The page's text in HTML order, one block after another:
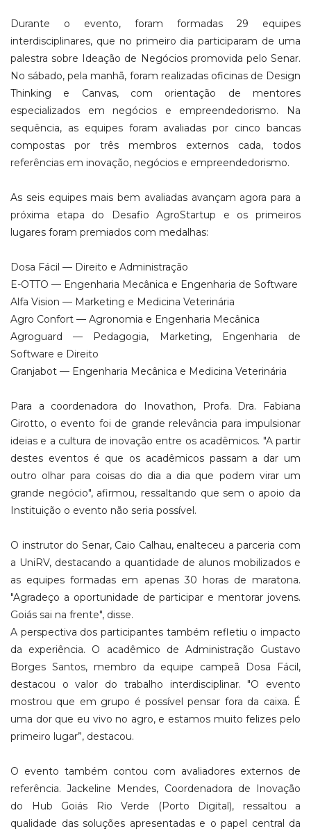
Durante o evento, foram formadas 29 equipes
interdisciplinares, que no primeiro dia participaram de uma
palestra sobre Ideação de Negócios promovida pelo Senar.
No sábado, pela manhã, foram realizadas oficinas de Design
Thinking e Canvas, com orientação de mentores
especializados em negócios e empreendedorismo. Na
sequência, as equipes foram avaliadas por cinco bancas
compostas por três membros externos cada, todos
referências em inovação, negócios e empreendedorismo.
As seis equipes mais bem avaliadas avançam agora para a
próxima etapa do Desafio AgroStartup e os primeiros
lugares foram premiados com medalhas:
Dosa Fácil — Direito e Administração
E-OTTO — Engenharia Mecânica e Engenharia de Software
Alfa Vision — Marketing e Medicina Veterinária
Agro Confort — Agronomia e Engenharia Mecânica
Agroguard — Pedagogia, Marketing, Engenharia de
Software e Direito
Granjabot — Engenharia Mecânica e Medicina Veterinária
Para a coordenadora do Inovathon, Profa. Dra. Fabiana
Girotto, o evento foi de grande relevância para impulsionar
ideias e a cultura de inovação entre os acadêmicos. "A partir
destes eventos é que os acadêmicos passam a dar um
outro olhar para coisas do dia a dia que podem virar um
grande negócio", afirmou, ressaltando que sem o apoio da
Instituição o evento não seria possível.
O instrutor do Senar, Caio Calhau, enalteceu a parceria com
a UniRV, destacando a quantidade de alunos mobilizados e
as equipes formadas em apenas 30 horas de maratona.
"Agradeço a oportunidade de participar e mentorar jovens.
Goiás sai na frente", disse.
A perspectiva dos participantes também refletiu o impacto
da experiência. O acadêmico de Administração Gustavo
Borges Santos, membro da equipe campeã Dosa Fácil,
destacou o valor do trabalho interdisciplinar. "O evento
mostrou que em grupo é possível pensar fora da caixa. É
uma dor que eu vivo no agro, e estamos muito felizes pelo
primeiro lugar”, destacou.
O evento também contou com avaliadores externos de
referência. Jackeline Mendes, Coordenadora de Inovação
do Hub Goiás Rio Verde (Porto Digital), ressaltou a
qualidade das soluções apresentadas e o papel central da